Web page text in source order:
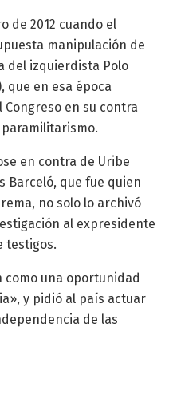
de 2012 cuando el
manipulación de
del izquierdista Polo
que en esa época
en su contra
en contra de Uribe
Barceló, que fue quien
no solo lo archivó
al expresidente
testigos.
como una oportunidad
y pidió al país actuar
de las